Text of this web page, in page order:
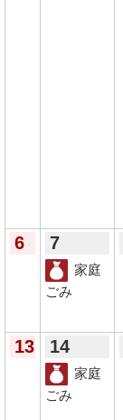
6 7
家庭
ごみ
13 14
家庭
ごみ